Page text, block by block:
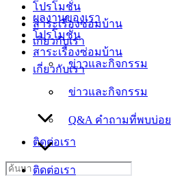
ผลงานของเรา
โปรโมชั่น
สาระเรื่องซ่อมบ้าน
เกี่ยวกับเรา
ข่าวและกิจกรรม
Q&A คำถามที่พบบ่อย
ติดต่อเรา
โปรโมชั่น
สาระเรื่องซ่อมบ้าน
เกี่ยวกับเรา
ข่าวและกิจกรรม
Q&A คำถามที่พบบ่อย
ติดต่อเรา
Search
for: